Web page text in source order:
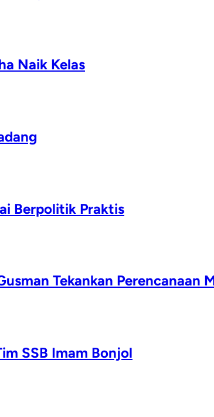
Naik Kelas
Berpolitik Praktis
Tekankan Perencanaan
SSB Imam Bonjol